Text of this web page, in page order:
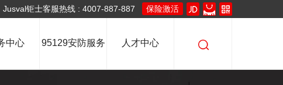
钜士客服热线 : 4007-887-887 保险激活
中心 95129安防服务 人才中心